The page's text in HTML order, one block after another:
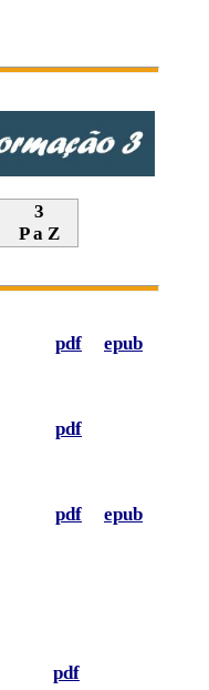
3
P a Z
pdf
epub
pdf
pdf
epub
pdf